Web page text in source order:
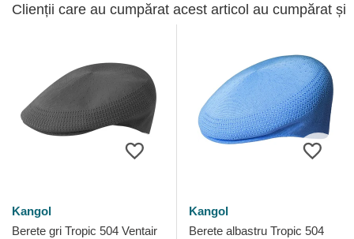
Clienții care au cumpărat acest articol au cumpărat și
Kangol
Berete gri Tropic 504 Ventair
Kangol
Berete albastru Tropic 504